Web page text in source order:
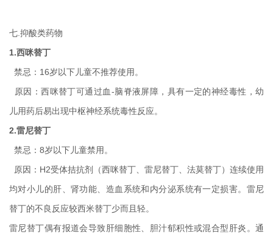
七.抑酸类药物
1.西咪替丁
禁忌：16岁以下儿童不推荐使用。
原因：西咪替丁可通过血-脑脊液屏障，具有一定的神经毒性，幼
儿用药后易出现中枢神经系统毒性反应。
2.雷尼替丁
禁忌：8岁以下儿童禁用。
原因： H2受体拮抗剂（西咪替丁、雷尼替丁、法莫替丁）连续使用
均对小儿的肝、肾功能、造血系统和内分泌系统有一定损害。雷尼
替丁的不良反应较西米替丁少而且轻。
雷尼替丁偶有报道会导致肝细胞性、胆汁郁积性或混合型肝炎。通